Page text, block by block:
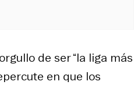
de ser “la liga más
en que los